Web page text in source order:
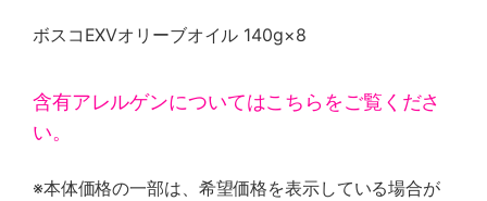
ボスコEXVオリーブオイル 140g×8
含有アレルゲンについてはこちらをご覧くださ
い。
※本体価格の一部は、希望価格を表示している場合が